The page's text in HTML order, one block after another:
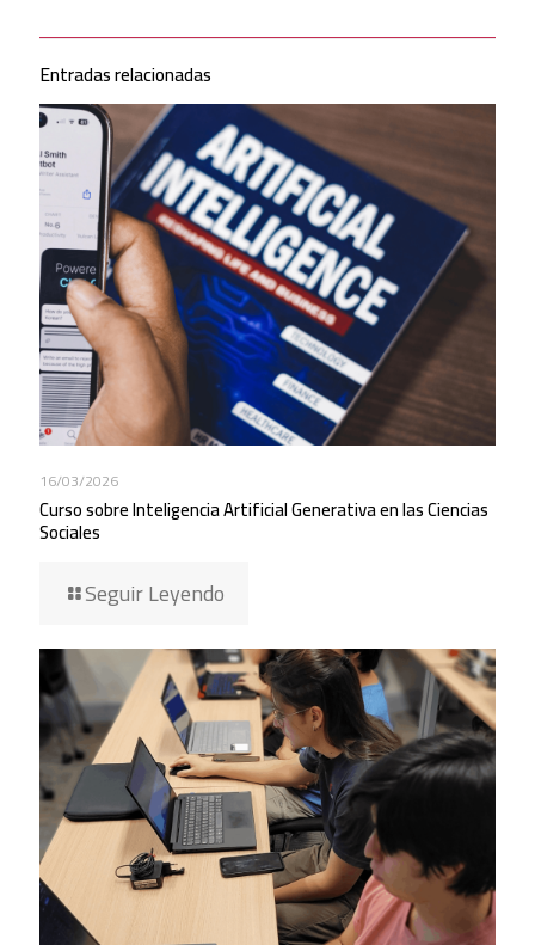
Entradas relacionadas
16/03/2026
Curso sobre Inteligencia Artificial Generativa en las Ciencias
Sociales
Seguir Leyendo